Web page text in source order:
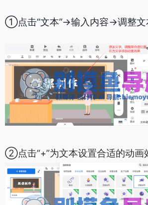
①点击“文本”->输入内容->调整
②点击“+”为文本设置合适的动画